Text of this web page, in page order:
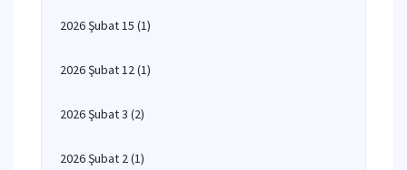
2026 Şubat 15 (1)
2026 Şubat 12(1)
2026 Şubat 3 (2)
2026 Şubat 2(1)